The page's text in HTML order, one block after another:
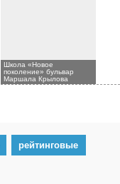
Школа «Новое
поколение» бульвар
Маршала Крылова
рейтинговые